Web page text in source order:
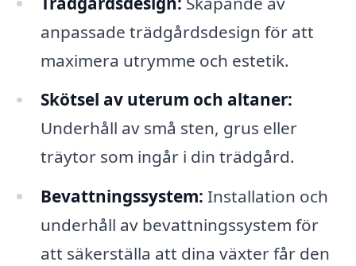
anpassade trädgårdsdesign för att
maximera utrymme och estetik.
Skötsel av uterum och altaner:
Underhåll av små sten, grus eller
träytor som ingår i din trädgård.
Bevattningssystem: Installation och
underhåll av bevattningssystem för
att säkerställa att dina växter får den